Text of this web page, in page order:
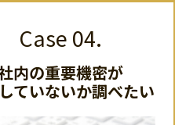
内の重要機密が
ていないか調べたい